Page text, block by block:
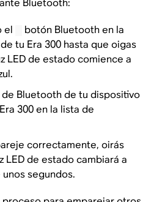
el
botón Bluetooth en la
tu Era 300 hasta que oigas
LED de estado comience a
de Bluetooth de tu dispositivo
300 en la lista de
correctamente, oirás
LED de estado cambiará a
segundos.